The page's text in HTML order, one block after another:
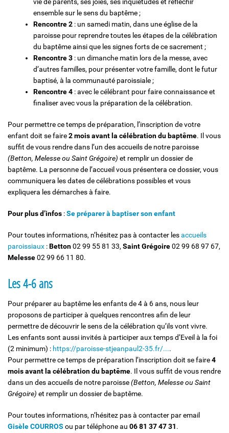
ensemble sur le sens du baptême ;
Rencontre 2 : un samedi matin, dans une église de la
paroisse pour reprendre toutes les étapes de la célébration
du baptême ainsi que les signes forts de ce sacrement ;
Rencontre 3 : un dimanche matin lors de la messe, avec
d’autres familles, pour présenter votre famille, dont le futur
baptisé, à la communauté paroissiale ;
Rencontre 4 : avec le célébrant pour faire connaissance et
finaliser avec vous la préparation de la célébration.
Pour permettre ce temps de préparation, l’inscription de votre
enfant doit se faire2 mois avant la célébration du baptême. Il vous
suffit de vous rendre dans l’un des accueils de notre paroisse
(Betton, Melesse ou Saint Grégoire) et remplir un dossier de
baptême. La personne de l’accueil vous présentera ce dossier, vous
communiquera les dates de célébrations possibles et vous
expliquera les démarches à faire.
Pour plus d’infos :Se préparer à baptiser son enfant
Pour toutes informations, n’hésitez pas à contacter lesaccueils
paroissiaux :Betton02 99 55 81 33, Saint Grégoire02 99 68 97 67,
Melesse02 99 66 11 80.
Les 4-6 ans
Pour préparer au baptême les enfants de 4 à 6 ans, nous leur
proposons de participer à quelques rencontres afin de leur
permettre de découvrir le sens de la célébration qu’ils vont vivre.
Les enfants sont aussi invités à participer aux temps d’Eveil à la foi
(2 minimum) : https://paroisse-stjeanpaul2-35.fr/....
Pour permettre ce temps de préparation l’inscription doit se faire4
mois avant la célébration du baptême. Il vous suffit de vous rendre
dans un des accueils de notre paroisse(Betton, Melesse ou Saint
Grégoire) et remplir un dossier de baptême.
Pour toutes informations, n’hésitez pas à contacter par email
Gisèle COURROS ou par téléphone au 06 81 37 47 31.